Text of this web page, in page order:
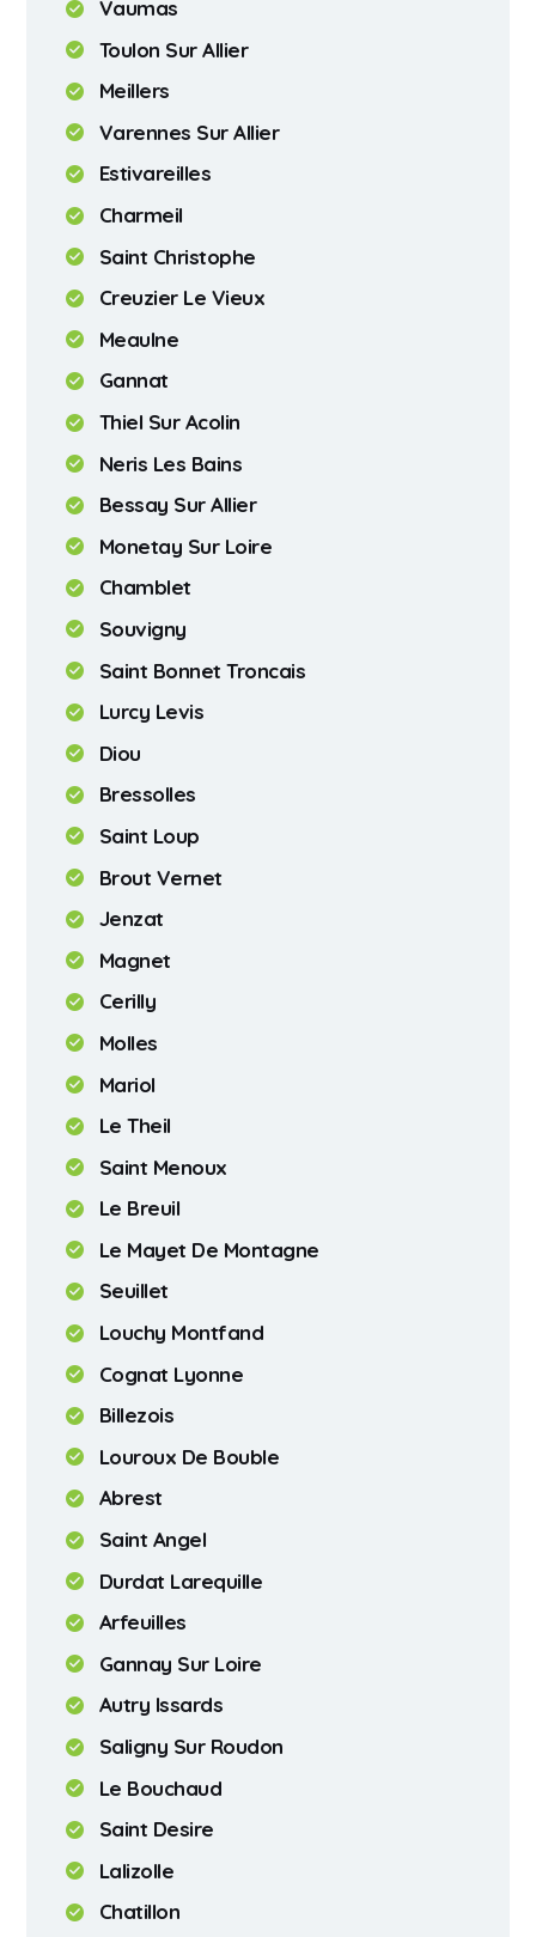
Vaumas
Toulon Sur Allier
Meillers
Varennes Sur Allier
Estivareilles
Charmeil
Saint Christophe
Creuzier Le Vieux
Meaulne
Gannat
Thiel Sur Acolin
Neris Les Bains
Bessay Sur Allier
Monetay Sur Loire
Chamblet
Souvigny
Saint Bonnet Troncais
Lurcy Levis
Diou
Bressolles
Saint Loup
Brout Vernet
Jenzat
Magnet
Cerilly
Molles
Mariol
Le Theil
Saint Menoux
Le Breuil
Le Mayet De Montagne
Seuillet
Louchy Montfand
Cognat Lyonne
Billezois
Louroux De Bouble
Abrest
Saint Angel
Durdat Larequille
Arfeuilles
Gannay Sur Loire
Autry Issards
Saligny Sur Roudon
Le Bouchaud
Saint Desire
Lalizolle
Chatillon